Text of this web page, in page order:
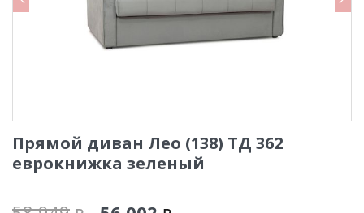
Прямой диван Лео (138) ТД 362
еврокнижка зеленый